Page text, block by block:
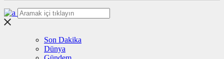
Son Dakika
Dünya